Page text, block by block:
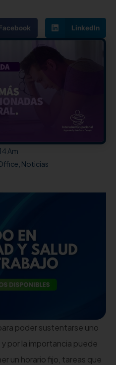
LinkedIn
Am
Noticias
poder sustentarse uno
y por la importancia puede
un horario fijo, tareas que